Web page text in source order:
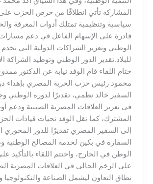
المشاركة تأتي انطلاقًا من حرص الحزب على
سياسية وتنظيمية تمتلك أدوات المعرفة
قادرة على الإسهام الفاعل في دعم مسارات
الوطني وتعزيز الشراكات الدولية التي تخدم
للبلاد.​تقدير الدور الوطني وتوطيد الشراكة
ختام اللقاء قام الوفد نيابة عن الدكتور
محمود رئيس حزب الحرية المصري بإهداء
السفير خالد نظمي، تقديرًا لدوره الوطني
في تعزيز العلاقات المصرية الصينية ودعم
المشترك، كما نقل الوفد تحيات قيادات
إلى السفير المصري تقديرًا للدور المحوري
السفارة في بكين لخدمة المصالح الوطنية
الوطن في الخارج، واختتم اللقاء بالتأكيد
على الزخم الحالي في العلاقات المصرية
نطاق التعاون ليشمل الصناعة والتكنولوجيا